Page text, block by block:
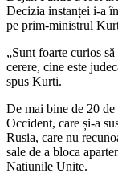
Decizia instanței i-a
pe prim-ministrul
„Sunt foarte curios
cerere, cine este
spus Kurti.
De mai bine de 20
Occident, care și-a
Rusia, care nu
sale de a bloca
Natiunile Unite.